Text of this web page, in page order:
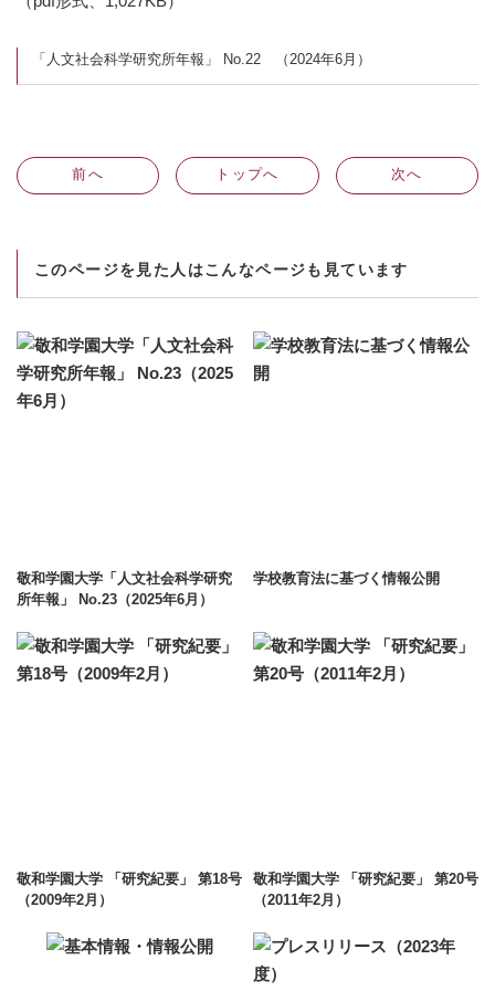
「人文社会科学研究所年報」 No.22 （2024年6月）
前へ トップへ 次へ
このページを見た人はこんなページも見ています
敬和学園大学「人文社会科学研究
所年報」 No.23（2025年6月）
学校教育法に基づく情報公開
敬和学園大学 「研究紀要」 第18号
（2009年2月）
敬和学園大学 「研究紀要」 第20号
（2011年2月）